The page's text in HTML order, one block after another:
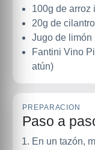
100g de arroz
20g de
Jugo de limón
Fantini Vino
atún)
PREPARACION
Paso a
En un tazón,